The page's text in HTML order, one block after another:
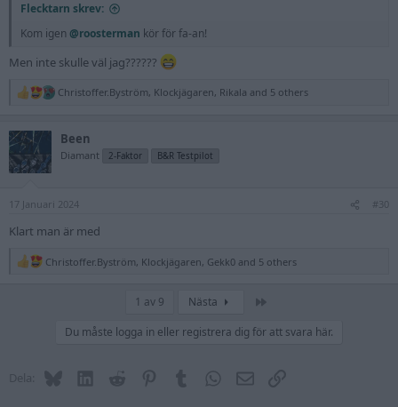
Flecktarn skrev:
Kom igen @roosterman kör för fa-an!
Men inte skulle väl jag??????
R
c
i
o
s
Christoffer.Byström, Klockjägaren, Rikala and 5 others
Been
Diamant 2-Faktor B&R Testpilot
17 Januari 2024 #30
Klart man är med
R
Christoffer.Byström, Klockjägaren, Gekk0 and 5 others
1 av 9 Nästa
Du måste logga in eller registrera dig för att svara här.